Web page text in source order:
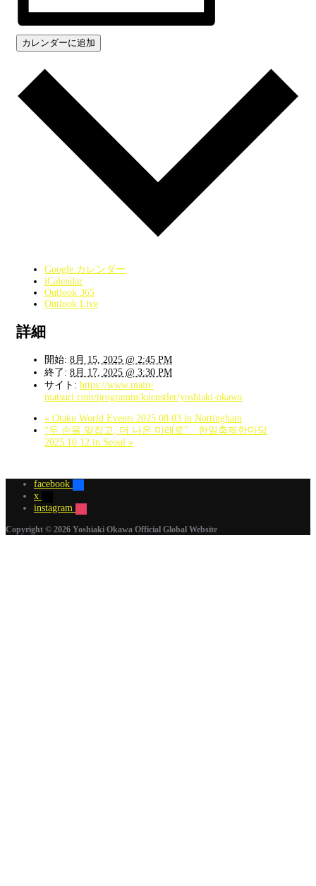
カレンダーに追加
Google カレンダー
iCalendar
Outlook 365
Outlook Live
詳細
開始: 8月 15, 2025 @ 2:45 PM
終了: 8月 17, 2025 @ 3:30 PM
サイト: https://www.main-
matsuri.com/programm/kuenstler/yoshiaki-okawa
« Otaku World Events 2025.08.03 in Nottingham
“두 손을 맞잡고, 더 나은 미래로” 한일축제한마당
2025.10.12 in Seoul »
facebook
x
instagram
Copyright © 2026 Yoshiaki Okawa Official Global Website